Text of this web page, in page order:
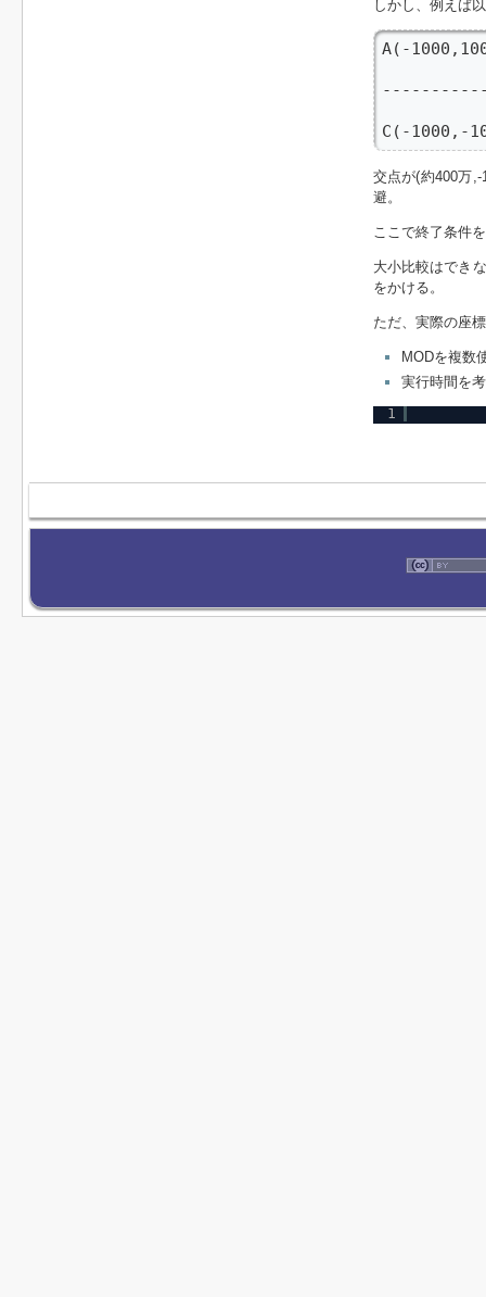
しかし、例えば
A(-
C(-
交点が(約400万
避。
ここで終了条件
大小比較はでき
をかける。
ただ、実際の座
MODを複数
実行時間を
1